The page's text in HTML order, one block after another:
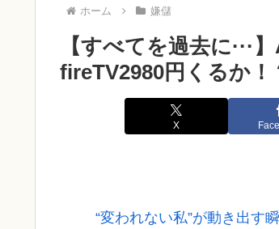
ホーム 嫌儲
【すべてを過去に···
fireTV2980円くるか！
X
“変われない私”が動き出す